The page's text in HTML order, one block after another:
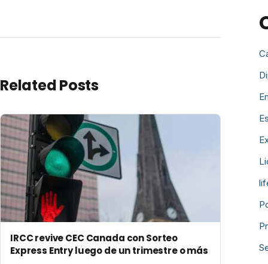
Related Posts
IRCC revive CEC Canada con Sorteo
Express Entry luego de un trimestre o más